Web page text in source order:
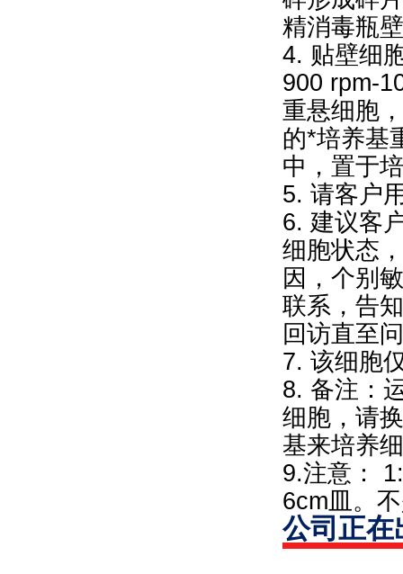
精消毒瓶
4. 贴壁细
900 rpm-
重悬细胞
的*培养基
中，置于
5. 请客户
6. 建议客
细胞状态
因，个别
联系，告
回访直至
7. 该细胞
8. 备注：
细胞，请
基来培养
9.注意：
6cm皿。
公司正在